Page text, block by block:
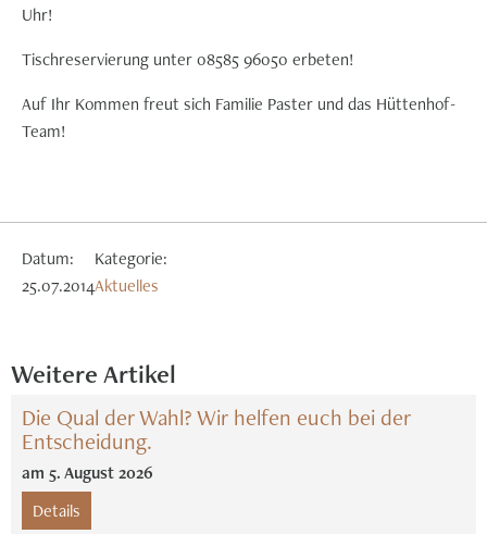
Uhr!
Tischreservierung unter 08585 96050 erbeten!
Auf Ihr Kommen freut sich Familie Paster und das Hüttenhof-
Team!
Datum:
25.07.2014
Kategorie:
Aktuelles
Weitere Artikel
Die Qual der Wahl? Wir helfen euch bei der
Entscheidung.
am 5.August2026
Details